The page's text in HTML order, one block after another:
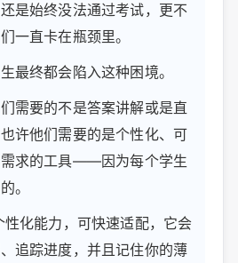
是始终没法通过考试，更不
一直卡在瓶颈里。
最终都会陷入这种困境。
需要的不是答案讲解或是直
许他们需要的是个性化、可
求的工具——因为每个学生
。
化能力，可快速适配，它会
追踪进度，并且记住你的薄